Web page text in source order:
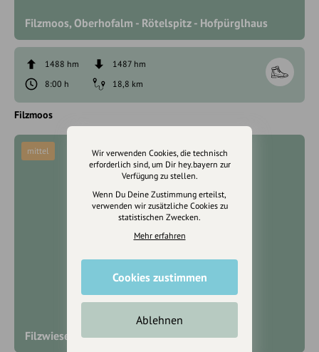
Filzmoos, Oberhofalm - Rötelspitz - Hofpürglhaus
1488 hm
1487 hm
8:00 h
18,8 km
Filzmoos
Filzwiese
mittel
Wir verwenden Cookies, die technisch
erforderlich sind, um Dir hey.bayern zur
Verfügung zu stellen.
Wenn Du Deine Zustimmung erteilst,
verwenden wir zusätzliche Cookies zu
statistischen Zwecken.
Mehr erfahren
Cookies zustimmen
Ablehnen